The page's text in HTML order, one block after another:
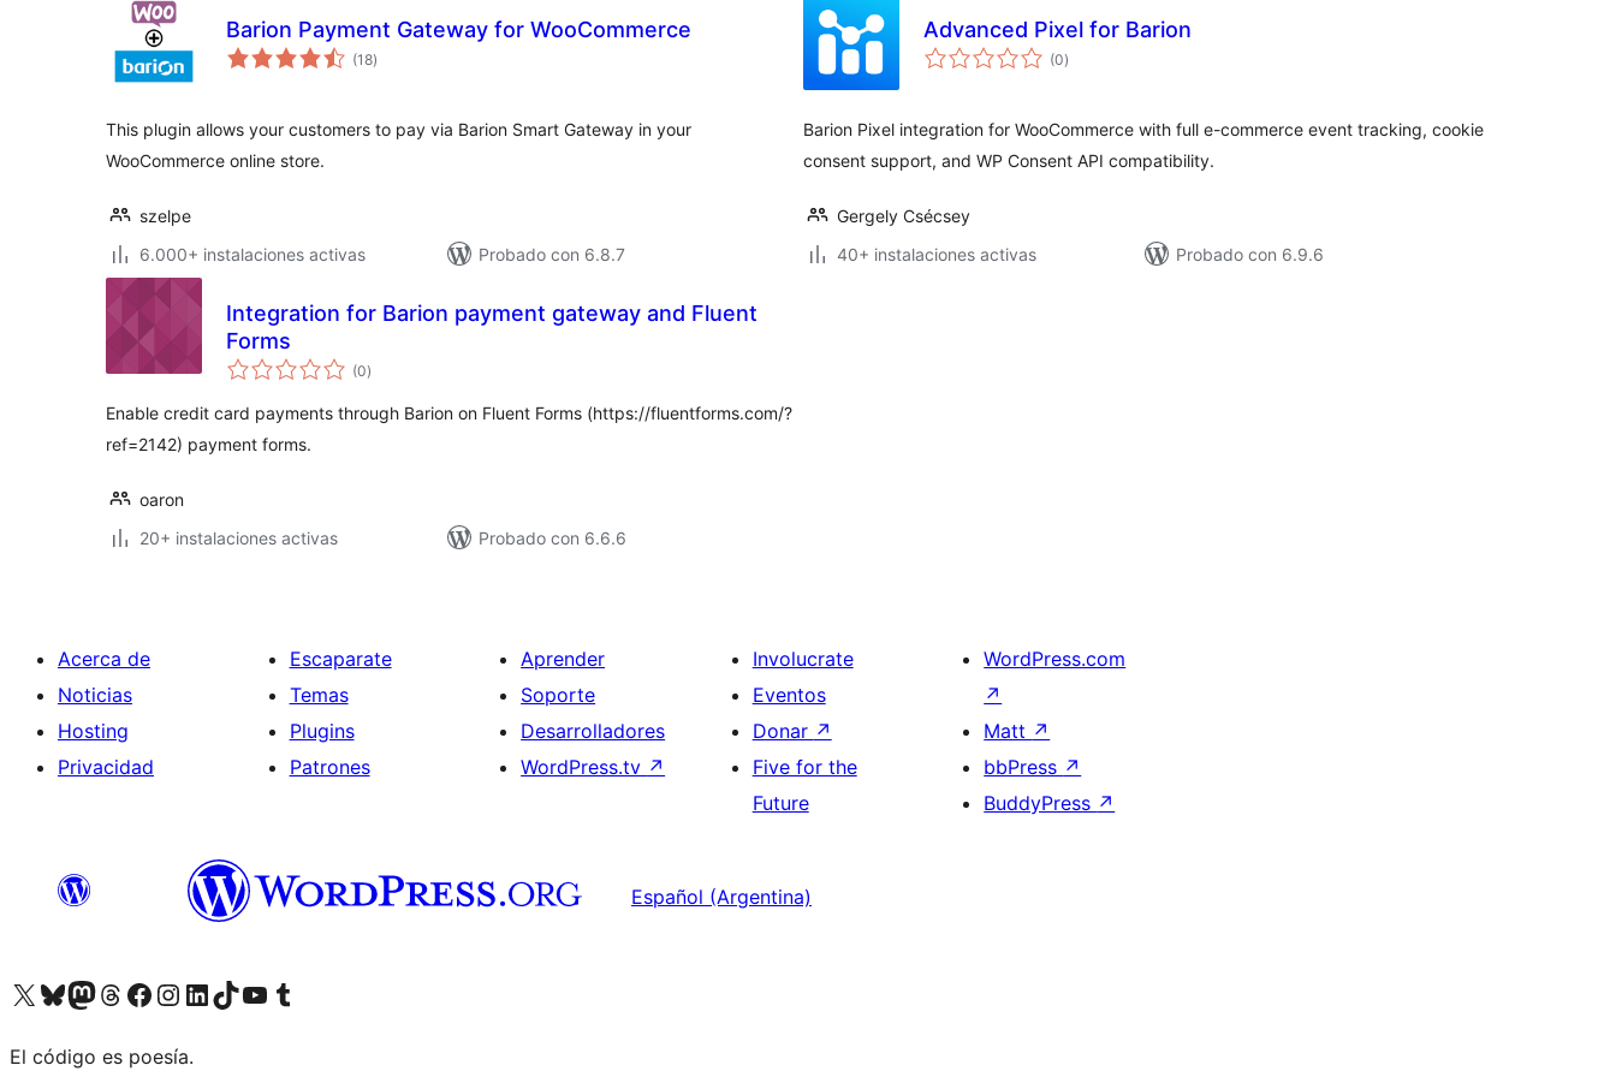
Barion Payment Gateway for WooCommerce
(18total
de
)
This plugin allows your customers to pay via Barion Smart Gateway in your
WooCommerce online store.
szelpe
6.000+ instalaciones activas
Probado con 6.8.7
Advanced Pixel for Barion
(0total
de
)
Barion Pixel integration for WooCommerce with full e-commerce event tracking, cookie
consent support, and WP Consent API compatibility.
Gergely Csécsey
40+ instalaciones activas
Probado con 6.9.6
Integration for Barion payment gateway and Fluent
Forms
(0total
de
)
Enable credit card payments through Barion on Fluent Forms (https://fluentforms.com/?
ref=2142) payment forms.
oaron
20+ instalaciones activas
Probado con 6.6.6
Acerca de
Noticias
Hosting
Privacidad
Escaparate
Temas
Plugins
Patrones
Aprender
Soporte
Desarrolladores
WordPress.tv ↗
Involucrate
Eventos
Donar ↗
Five for the
Future
WordPress.com
↗
Matt ↗
bbPress ↗
BuddyPress ↗
Español (Argentina)
Visitá nuestra cuenta de X (anteriormente Twitter)
Visitá nuestra cuenta de Bluesky
Visitá nuestra cuenta de Mastodon
Visitá nuestra cuenta de Threads
Visitá nuestra página de Facebook
Visitá nuestra cuenta de Instagram
Visitá nuestra cuenta de LinkedIn
Visitá nuestra cuenta de TikTok
Visitá nuestro canal de YouTube
Visitá nuestra cuenta de Tumblr
El código es poesía.